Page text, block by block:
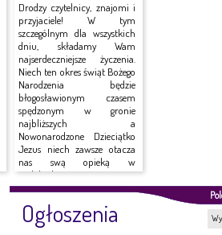
Drodzy czytelnicy, znajomi i
przyjaciele! W tym
szczególnym dla wszystkich
dniu, składamy Wam
najserdeczniejsze życzenia.
Niech ten okres świąt Bożego
Narodzenia będzie
błogosławionym czasem
spędzonym w gronie
najbliższych a
Nowonarodzone Dzieciątko
Jezus niech zawsze otacza
nas swą opieką w
nadchodzącym Nowym
Roku.
Ogłoszenia